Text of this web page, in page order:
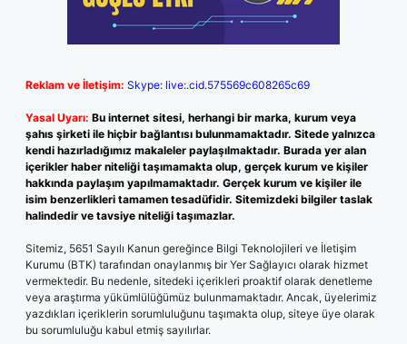
Reklam ve İletişim: Skype: live:.cid.575569c608265c69
Yasal Uyarı: Bu internet sitesi, herhangi bir marka, kurum veya
şahıs şirketi ile hiçbir bağlantısı bulunmamaktadır. Sitede yalnızca
kendi hazırladığımız makaleler paylaşılmaktadır. Burada yer alan
içerikler haber niteliği taşımamakta olup, gerçek kurum ve kişiler
hakkında paylaşım yapılmamaktadır. Gerçek kurum ve kişiler ile
isim benzerlikleri tamamen tesadüfidir. Sitemizdeki bilgiler taslak
halindedir ve tavsiye niteliği taşımazlar.
Sitemiz, 5651 Sayılı Kanun gereğince Bilgi Teknolojileri ve İletişim
Kurumu (BTK) tarafından onaylanmış bir Yer Sağlayıcı olarak hizmet
vermektedir. Bu nedenle, sitedeki içerikleri proaktif olarak denetleme
veya araştırma yükümlülüğümüz bulunmamaktadır. Ancak, üyelerimiz
yazdıkları içeriklerin sorumluluğunu taşımakta olup, siteye üye olarak
bu sorumluluğu kabul etmiş sayılırlar.